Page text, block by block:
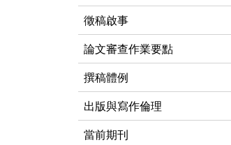
徵稿啟事
論文審查作業要點
撰稿體例
出版與寫作倫理
當前期刊